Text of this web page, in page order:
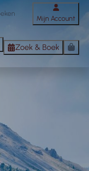
Mijn Account
Zoek & Boek